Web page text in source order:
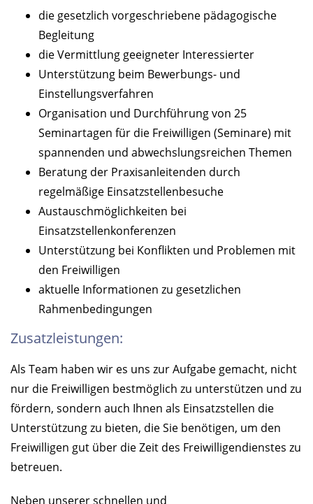
die gesetzlich vorgeschriebene pädagogische
Begleitung
die Vermittlung geeigneter Interessierter
Unterstützung beim Bewerbungs- und
Einstellungsverfahren
Organisation und Durchführung von 25
Seminartagen für die Freiwilligen (Seminare) mit
spannenden und abwechslungsreichen Themen
Beratung der Praxisanleitenden durch
regelmäßige Einsatzstellenbesuche
Austauschmöglichkeiten bei
Einsatzstellenkonferenzen
Unterstützung bei Konflikten und Problemen mit
den Freiwilligen
aktuelle Informationen zu gesetzlichen
Rahmenbedingungen
Zusatzleistungen:
Als Team haben wir es uns zur Aufgabe gemacht, nicht
nur die Freiwilligen bestmöglich zu unterstützen und zu
fördern, sondern auch Ihnen als Einsatzstellen die
Unterstützung zu bieten, die Sie benötigen, um den
Freiwilligen gut über die Zeit des Freiwilligendienstes zu
betreuen.
Neben unserer schnellen und